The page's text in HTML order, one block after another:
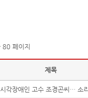
페이지
제목
각장애인 고수 조경곤씨… 소